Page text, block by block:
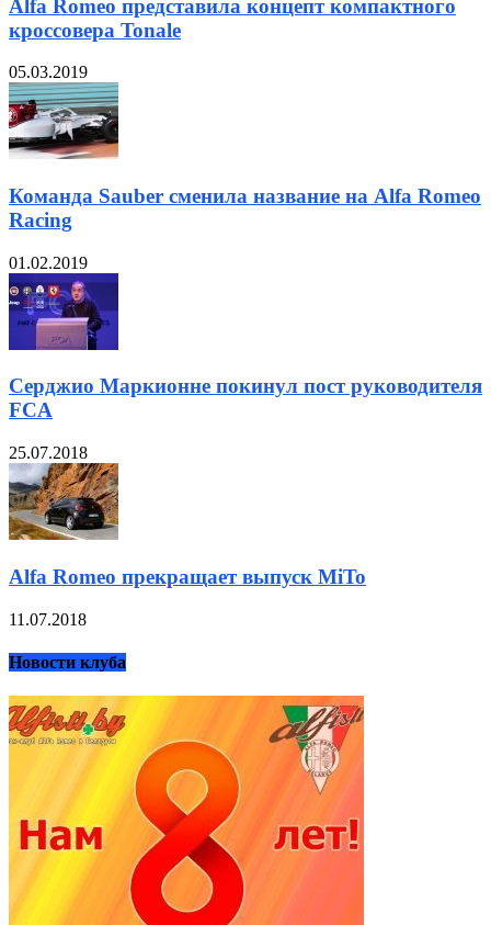
Alfa Romeo представила концепт компактного
кроссовера Tonale
05.03.2019
Команда Sauber сменила название на Alfa Romeo
Racing
01.02.2019
Серджио Маркионне покинул пост руководителя
FCA
25.07.2018
Alfa Romeo прекращает выпуск MiTo
11.07.2018
Новости клуба